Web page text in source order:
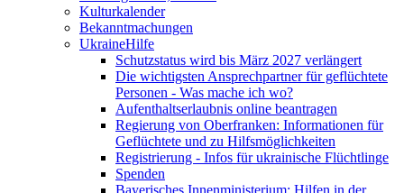
Kulturkalender
Bekanntmachungen
UkraineHilfe
Schutzstatus wird bis März 2027 verlängert
Die wichtigsten Ansprechpartner für geflüchtete
Personen - Was mache ich wo?
Aufenthaltserlaubnis online beantragen
Regierung von Oberfranken: Informationen für
Geflüchtete und zu Hilfsmöglichkeiten
Registrierung - Infos für ukrainische Flüchtlinge
Spenden
Bayerisches Innenministerium: Hilfen in der